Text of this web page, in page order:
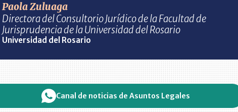
Paola Zuluaga
Directora del Consultorio Jurídico de la Facultad de
Jurisprudencia de la Universidad del Rosario
Universidad del Rosario
Canal de noticias de Asuntos Legales